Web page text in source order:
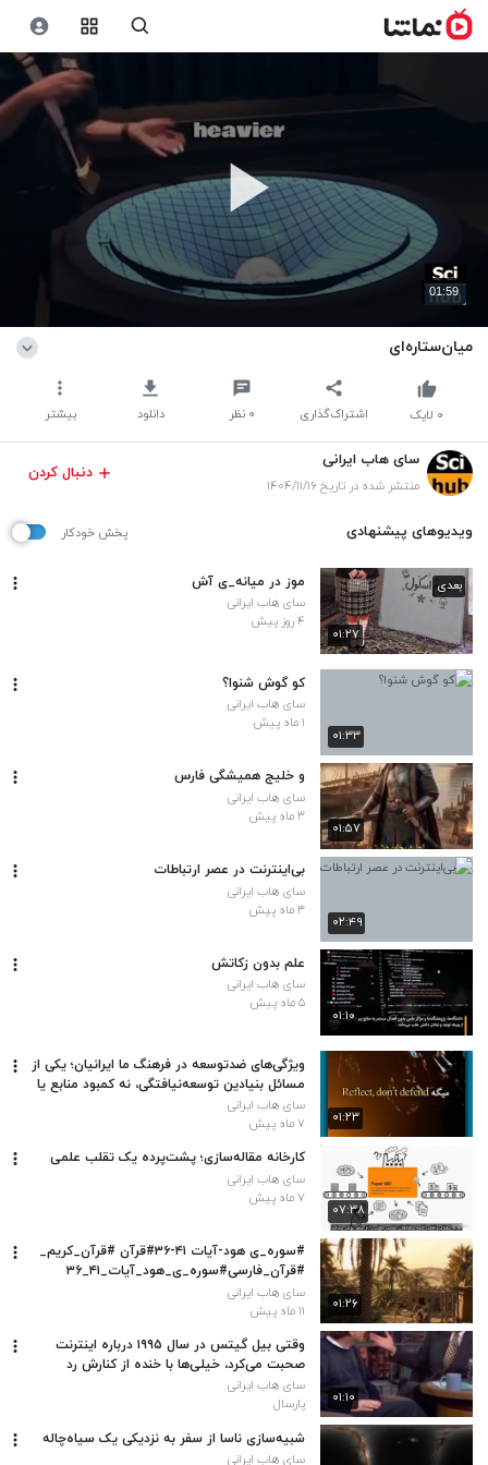
01:59
میان‌ستاره‌ای
اشتراک‌گذاری ۰ نظر دانلود بیشتر ۰ لایک
سای هاب ایرانی
منتشر شده در تاریخ ۱۴۰۴/۱۱/۱۶
دنبال کردن
ویدیوهای پیشنهادی پخش خودکار
۰۱:۲۷
بعدی موز در میانه_ی آش
سای هاب ایرانی
۴ روز پیش
۰۱:۳۳
کو گوش شنوا؟
سای هاب ایرانی
۱ ماه پیش
۰۱:۵۷
و خلیج همیشگی فارس
سای هاب ایرانی
۳ ماه پیش
۰۲:۴۹
بی‌اینترنت در عصر ارتباطات
سای هاب ایرانی
۳ ماه پیش
۰۱:۱۰
علم بدون زکاتش
سای هاب ایرانی
۵ ماه پیش
۰۱:۲۳
ویژگی‌های ضدتوسعه در فرهنگ ما ایرانیان؛ یکی از
مسائل بنیادین توسعه‌نیافتگی، نه کمبود منابع یا
دانش است بلکه
سای هاب ایرانی
۷ ماه پیش
۰۷:۳۸
کارخانه مقاله‌سازی؛ پشت‌پرده یک تقلب علمی
سای هاب ایرانی
۷ ماه پیش
۰۱:۲۶
#سوره_ی هود-آیات ۴۱-۳۶#قرآن #قرآن_کریم_
#قرآن_فارسی#سوره_ی_هود_آیات_۴۱_۳۶
سای هاب ایرانی
۱۱ ماه پیش
۰۱:۱۰
وقتی بیل گیتس در سال ۱۹۹۵ درباره اینترنت
صحبت می‌کرد، خیلی‌ها با خنده از کنارش رد
شدند.اون گفت:
سای هاب ایرانی
پارسال
شبیه‌سازی‌ ناسا از سفر به نزدیکی یک سیاه‌چاله
سای هاب ایرانی